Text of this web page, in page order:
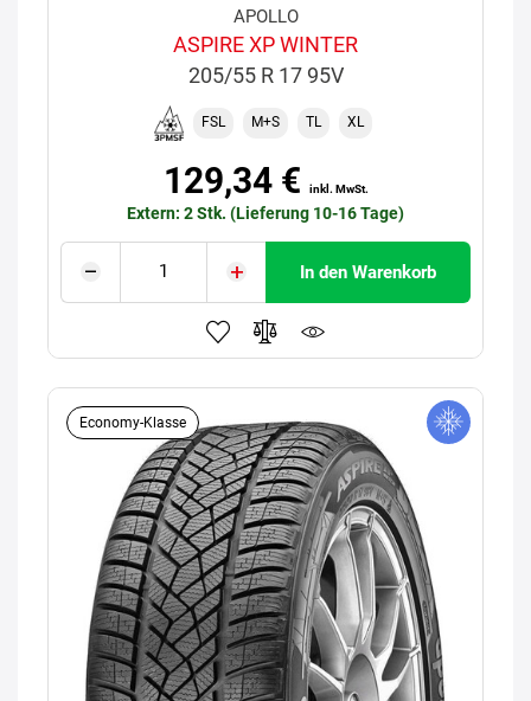
APOLLO
ASPIRE XP WINTER
205/55 R 17 95V
FSL M+S TL XL
129,34 € inkl. MwSt.
Extern: 2 Stk. (Lieferung 10-16 Tage)
In den Warenkorb
Economy-Klasse